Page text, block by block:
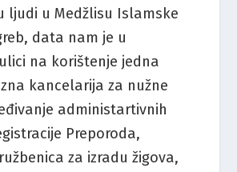
ljudi u Medžlisu Islamske
data nam je u
na korištenje jedna
kancelarija za nužne
administartivnih
Preporoda,
za izradu žigova,